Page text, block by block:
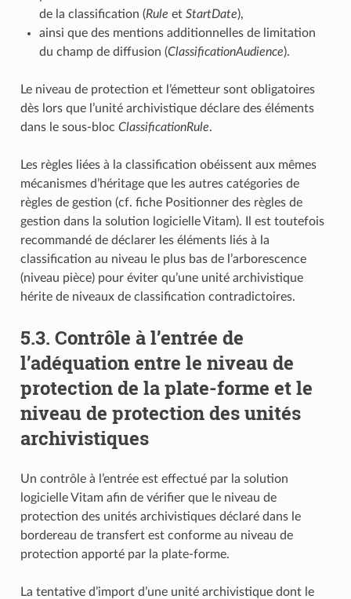
de la classification (Rule et StartDate),
ainsi que des mentions additionnelles de limitation
du champ de diffusion (ClassificationAudience).
Le niveau de protection et l’émetteur sont obligatoires
dès lors que l’unité archivistique déclare des éléments
dans le sous-bloc ClassificationRule.
Les règles liées à la classification obéissent aux mêmes
mécanismes d’héritage que les autres catégories de
règles de gestion (cf. fiche Positionner des règles de
gestion dans la solution logicielle Vitam). Il est toutefois
recommandé de déclarer les éléments liés à la
classification au niveau le plus bas de l’arborescence
(niveau pièce) pour éviter qu’une unité archivistique
hérite de niveaux de classification contradictoires.
5.3. Contrôle à l’entrée de
l’adéquation entre le niveau de
protection de la plate-forme et le
niveau de protection des unités
archivistiques
Un contrôle à l’entrée est effectué par la solution
logicielle Vitam afin de vérifier que le niveau de
protection des unités archivistiques déclaré dans le
bordereau de transfert est conforme au niveau de
protection apporté par la plate-forme.
La tentative d’import d’une unité archivistique dont le